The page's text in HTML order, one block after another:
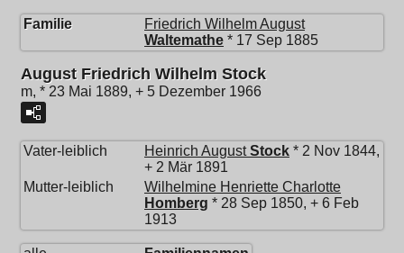
Familie
Friedrich Wilhelm August
Waltemathe * 17 Sep 1885
August Friedrich Wilhelm Stock
m, * 23 Mai 1889, + 5 Dezember 1966
Vater-leiblich Heinrich August Stock * 2 Nov 1844,
+ 2 Mär 1891
Mutter-leiblich
Wilhelmine Henriette Charlotte
Homberg * 28 Sep 1850, + 6 Feb
1913